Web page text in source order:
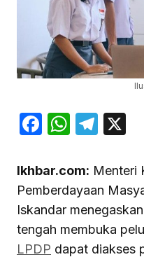
Facebook
Ikhbar.com: Menteri
Pemberdayaan
Iskandar
tengah membuka
LPDP dapat diakses